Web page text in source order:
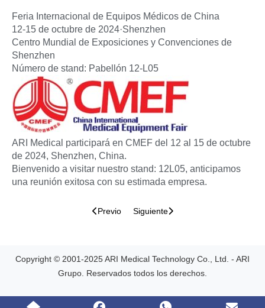
Feria Internacional de Equipos Médicos de China
12-15 de octubre de 2024·Shenzhen
Centro Mundial de Exposiciones y Convenciones de
Shenzhen
Número de stand: Pabellón 12-L05
ARI Medical participará en CMEF del 12 al 15 de octubre
de 2024, Shenzhen, China.
Bienvenido a visitar nuestro stand: 12L05, anticipamos
una reunión exitosa con su estimada empresa.
Previo Siguiente
Copyright © 2001-2025 ARI Medical Technology Co., Ltd. - ARI
Grupo. Reservados todos los derechos.